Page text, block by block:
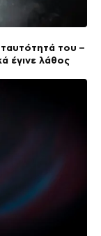
του –
έγινε λάθος